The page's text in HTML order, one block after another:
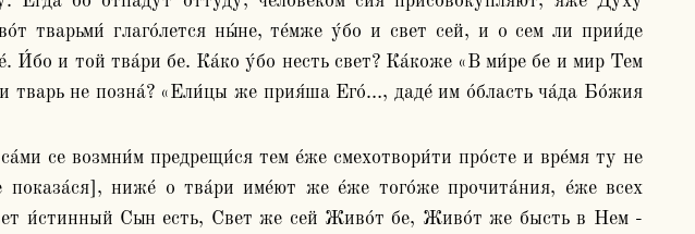
тварьми́ глаго́лется ны́не, те́мже у́бо и свет сей, и о сем ли прии́де
И́бо и той тва́ри бе. Ка́ко у́бо несть свет? Ка́коже «В ми́ре бе и мир Тем
тварь не позна́? «Ели́цы же прия́ша Его́…, даде́ им о́бласть ча́да Бо́жия
ниже́ о тва́ри име́ют же е́же того́же прочита́ния, е́же всех
и́стинный Сын есть, Свет же сей Живо́т бе, Живо́т же бысть в Нем -